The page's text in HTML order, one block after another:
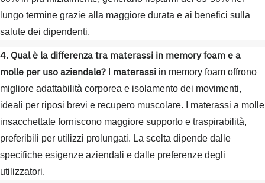
lungo termine grazie alla maggiore durata e ai benefici sulla
salute dei dipendenti.
4. Qual è la differenza tra materassi in memory foam e a
molle per uso aziendale? materassi in memory foam offrono
migliore adattabilità corporea e isolamento dei movimenti,
ideali per riposi brevi e recupero muscolare. I materassi a molle
insacchettate forniscono maggiore supporto e traspirabilità,
preferibili per utilizzi prolungati. La scelta dipende dalle
specifiche esigenze aziendali e dalle preferenze degli
utilizzatori.